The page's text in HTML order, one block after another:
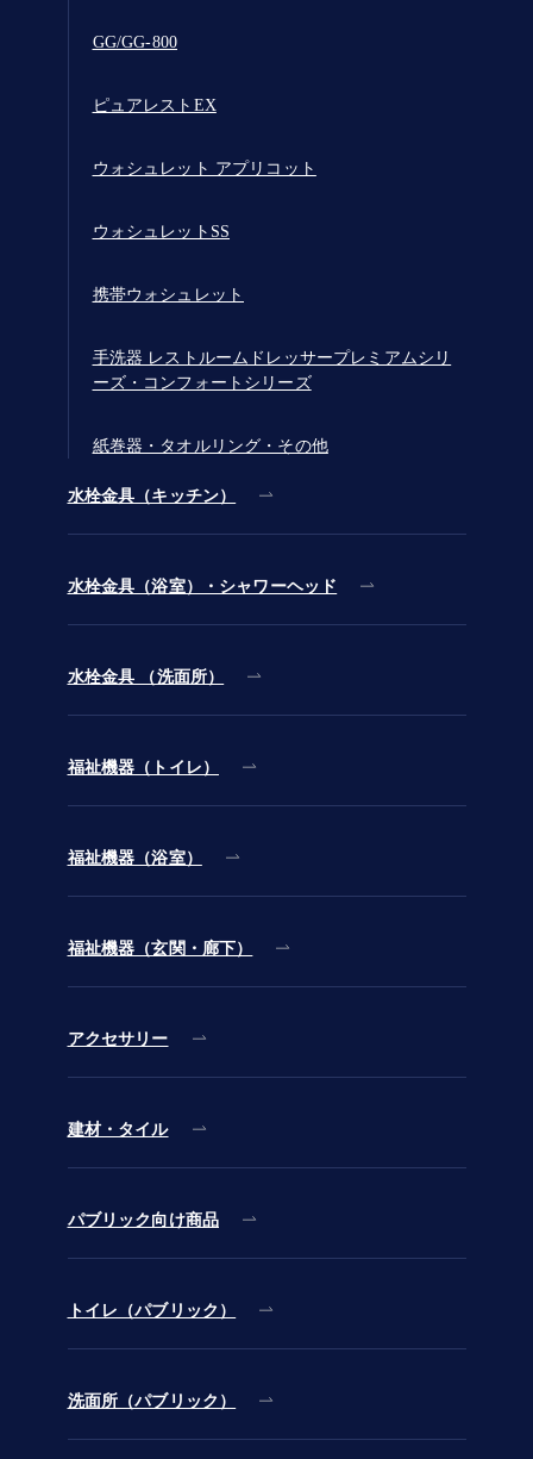
GG/GG-800
ピュアレストEX
ウォシュレット アプリコット
ウォシュレットSS
携帯ウォシュレット
手洗器 レストルームドレッサープレミアムシリ
ーズ・コンフォートシリーズ
紙巻器・タオルリング・その他
水栓金具（キッチン）
水栓金具（浴室）・シャワーヘッド
水栓金具 （洗面所）
福祉機器（トイレ）
福祉機器（浴室）
福祉機器（玄関・廊下）
アクセサリー
建材・タイル
パブリック向け商品
トイレ（パブリック）
洗面所（パブリック）